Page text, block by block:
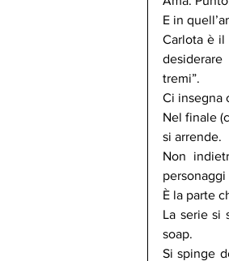
E in
Carlota è il
tremi”.
Ci insegna
Nel finale
si arrende.
Non
È la parte
La serie si
soap.
Si spinge